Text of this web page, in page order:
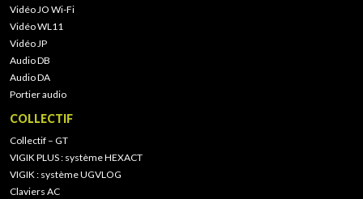
Vidéo JO Wi-Fi
Vidéo WL11
Vidéo JP
Audio DB
Audio DA
Portier audio
COLLECTIF
Collectif – GT
VIGIK PLUS : système HEXACT
VIGIK : système UGVLOG
Claviers AC